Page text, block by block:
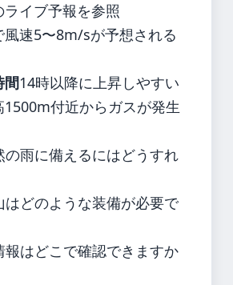
ライブ予報を参照
風速5〜8m/sが予想される
間14時以降に上昇しやすい
1500m付近からガスが発生
の雨に備えるにはどうすれ
はどのような装備が必要で
報はどこで確認できますか